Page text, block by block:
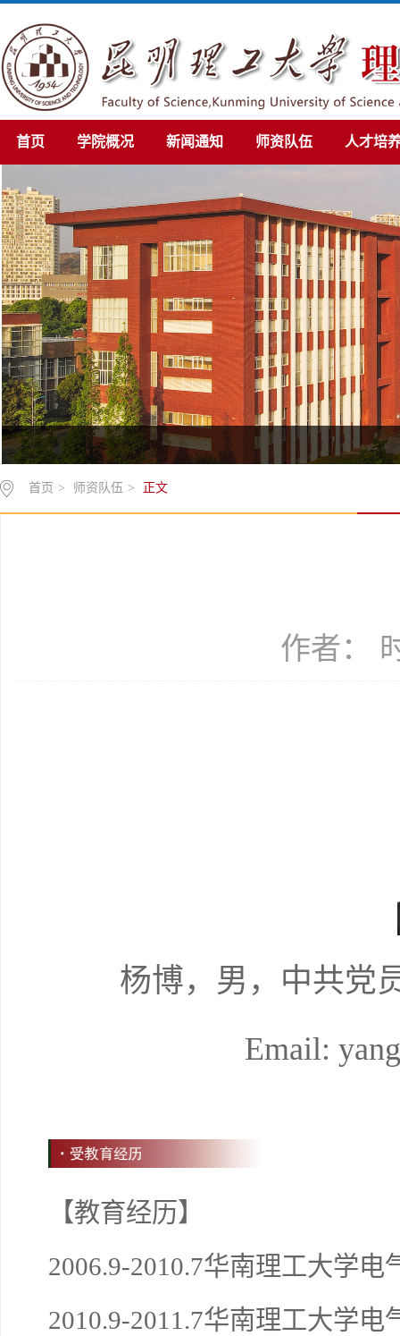
首页 学院概况 新闻通知 师资队伍 人才培
首页 > 师资队伍 > 正文
作者：
杨博，男，中共党
Email:
【教育经历】
2006.9-2010.7华南理工大学电
2010.9-2011.7华南理工大学电